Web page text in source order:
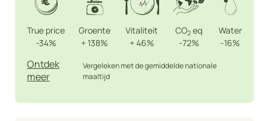
True price
-34%
Groente
+ 138%
Vitaliteit
+ 46%
CO2 eq
-72%
Water
-16%
Ontdek
meer
Vergeleken met de gemiddelde nationale
maaltijd